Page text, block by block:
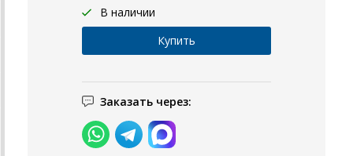
В наличии
Заказать через: